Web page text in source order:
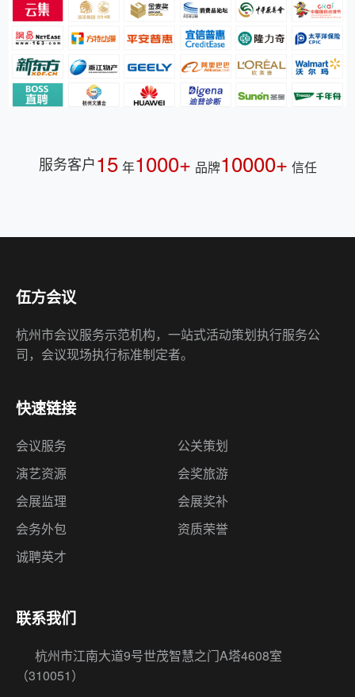
服务客户15 年1000+ 品牌10000+ 信任
伍方会议
杭州市会议服务示范机构，一站式活动策划执行服务公
司，会议现场执行标准制定者。
快速链接
会议服务
公关策划
演艺资源
会奖旅游
会展监理
会展奖补
会务外包
资质荣誉
诚聘英才
联系我们
杭州市江南大道9号世茂智慧之门A塔4608室
（310051）